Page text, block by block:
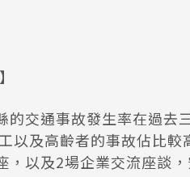
交通事故發生率在過去
以及高齡者的事故佔比較
以及2場企業交流座談